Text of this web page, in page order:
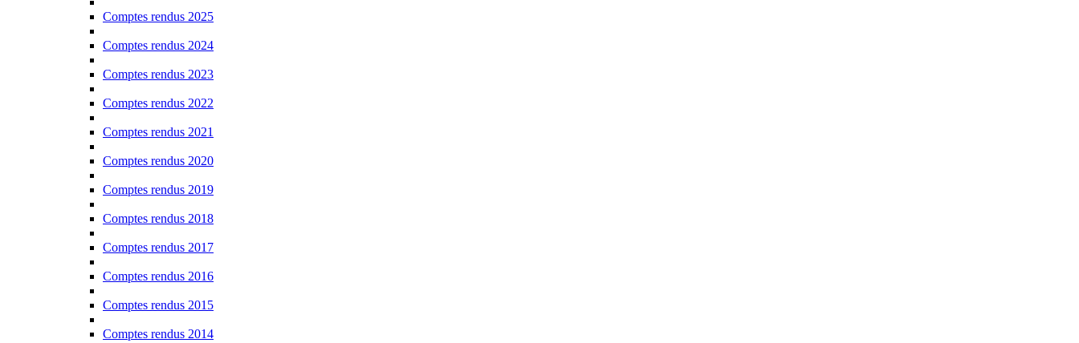
Comptes rendus 2025
Comptes rendus 2024
Comptes rendus 2023
Comptes rendus 2022
Comptes rendus 2021
Comptes rendus 2020
Comptes rendus 2019
Comptes rendus 2018
Comptes rendus 2017
Comptes rendus 2016
Comptes rendus 2015
Comptes rendus 2014